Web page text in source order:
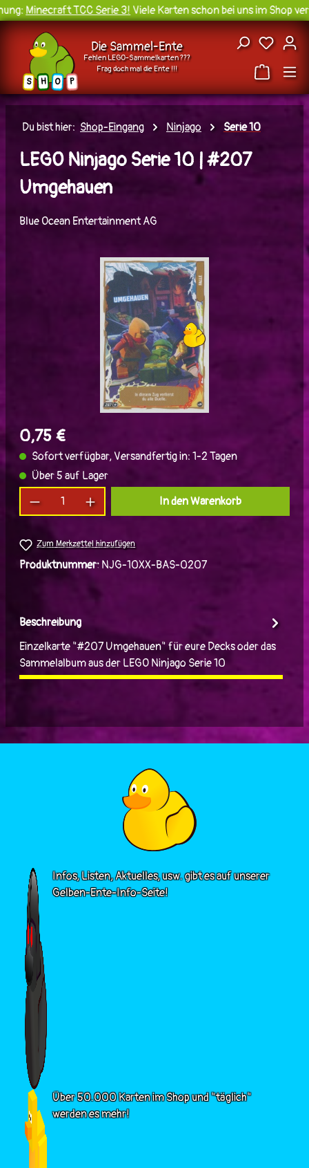
Zum Hauptinhalt springen
Minecraft TCC Serie 3!Viele Karten schon bei uns im Shop
S H O P
Die Sammel-Ente
Fehlen LEGO-Sammelkarten ???
Frag doch mal die Ente !!!
Du
Du bist hier: Shop-Eingang Ninjago Serie 10
LEGO Ninjago Serie 10 | #207
Umgehauen
Blue Ocean Entertainment AG
Bildergalerie überspringen
0,75 €
Sofort verfügbar, Versandfertig in: 1-2 Tagen
Über 5 auf Lager
Produkt Anzahl: Gib den gewünschten Wert
In den Warenkorb
Zum Merkzettel hinzufügen
Produktnummer: NJG-10XX-BAS-0207
Beschreibung
Einzelkarte "#207 Umgehauen" für eure Decks oder das
Sammelalbum aus der LEGO Ninjago Serie 10
Infos, Listen, Aktuelles, usw. gibt es auf unserer
Gelben-Ente-Info-Seite!
Über 50.000 Karten im Shop und "täglich"
werden es mehr!